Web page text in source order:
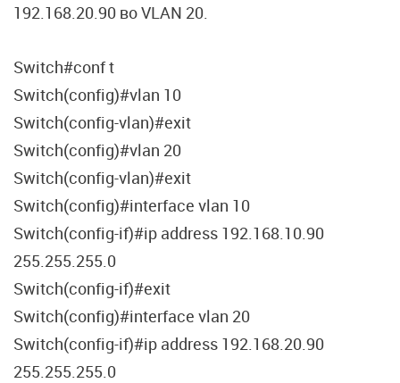
192.168.20.90 во VLAN 20.
Switch#conf t
Switch(config)#vlan 10
Switch(config-vlan)#exit
Switch(config)#vlan 20
Switch(config-vlan)#exit
Switch(config)#interface vlan 10
Switch(config-if)#ip address 192.168.10.90
255.255.255.0
Switch(config-if)#exit
Switch(config)#interface vlan 20
Switch(config-if)#ip address 192.168.20.90
255.255.255.0